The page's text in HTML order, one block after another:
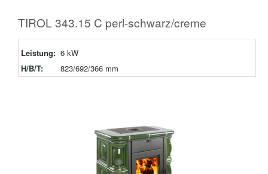
TIROL 343.15 C perl-schwarz/creme
Leistung: 6 kW
H/B/T:
823/692/366 mm